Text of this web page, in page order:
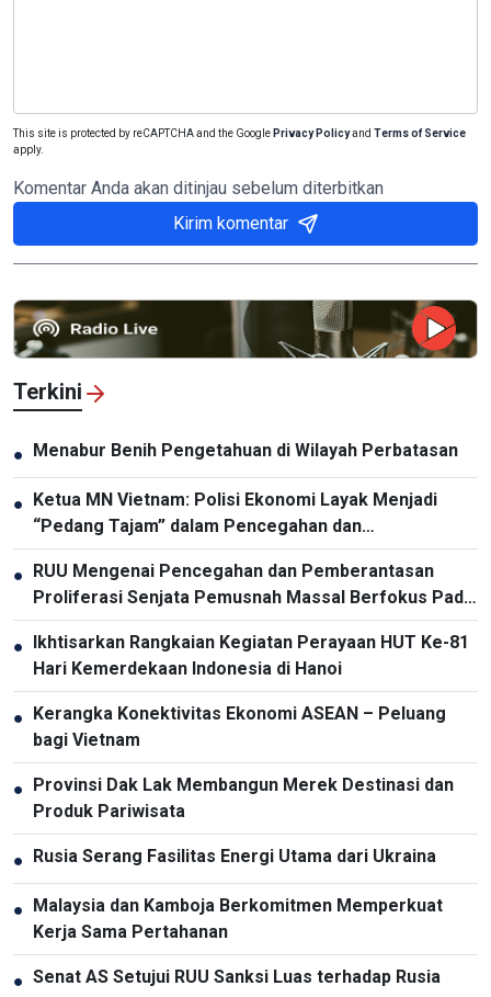
This site is protected by reCAPTCHA and the Google Privacy Policyand Terms of Service
apply.
Komentar Anda akan ditinjau sebelum diterbitkan
Kirim komentar
Terkini
● Menabur Benih Pengetahuan di Wilayah Perbatasan
● Ketua MN Vietnam: Polisi Ekonomi Layak Menjadi
“Pedang Tajam” dalam Pencegahan dan
Pemberantasan Kriminalitas
● RUU Mengenai Pencegahan dan Pemberantasan
Proliferasi Senjata Pemusnah Massal Berfokus Pada
Pencegahan dan Pelaksanaan Komitmen
Internasional oleh Vietnam
● Ikhtisarkan Rangkaian Kegiatan Perayaan HUT Ke-81
Hari Kemerdekaan Indonesia di Hanoi
● Kerangka Konektivitas Ekonomi ASEAN – Peluang
bagi Vietnam
● Provinsi Dak Lak Membangun Merek Destinasi dan
Produk Pariwisata
● Rusia Serang Fasilitas Energi Utama dari Ukraina
● Malaysia dan Kamboja Berkomitmen Memperkuat
Kerja Sama Pertahanan
● Senat AS Setujui RUU Sanksi Luas terhadap Rusia